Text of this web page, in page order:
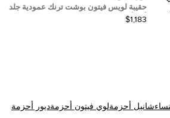
حقيبة لويس فيتون بوشت ترنك عمودية جلد
أبي أسود وردي فيروزي كتف
$1,183
شانيل أحزمةلوي فيتون أحزمةديور أحزمة